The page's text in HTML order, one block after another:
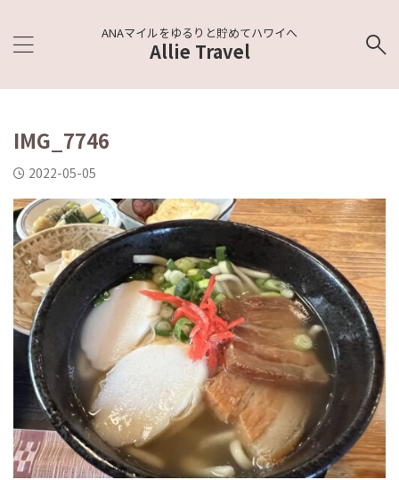
ANAマイルをゆるりと貯めてハワイへ
Allie Travel
IMG_7746
2022-05-05